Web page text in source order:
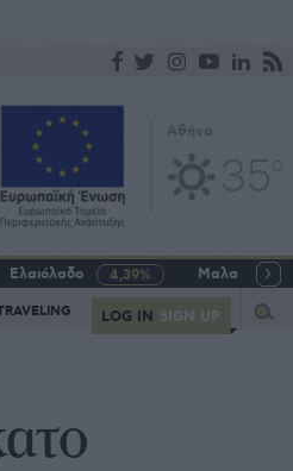
Ελαιόλαδο 4,39% Μαλακό σιτάρι
LOG IN SIGN UP